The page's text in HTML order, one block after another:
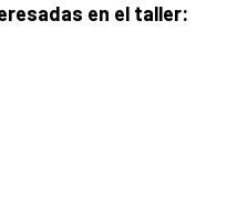
en el taller: